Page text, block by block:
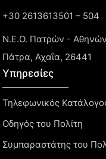
+30 2613613501 – 504
Ν.Ε.Ο. Πατρών -
Πάτρα, Αχαΐα, 26441
Υπηρεσίες
Τηλεφωνικός
Οδηγός του Πολίτη
Συμπαραστάτης του